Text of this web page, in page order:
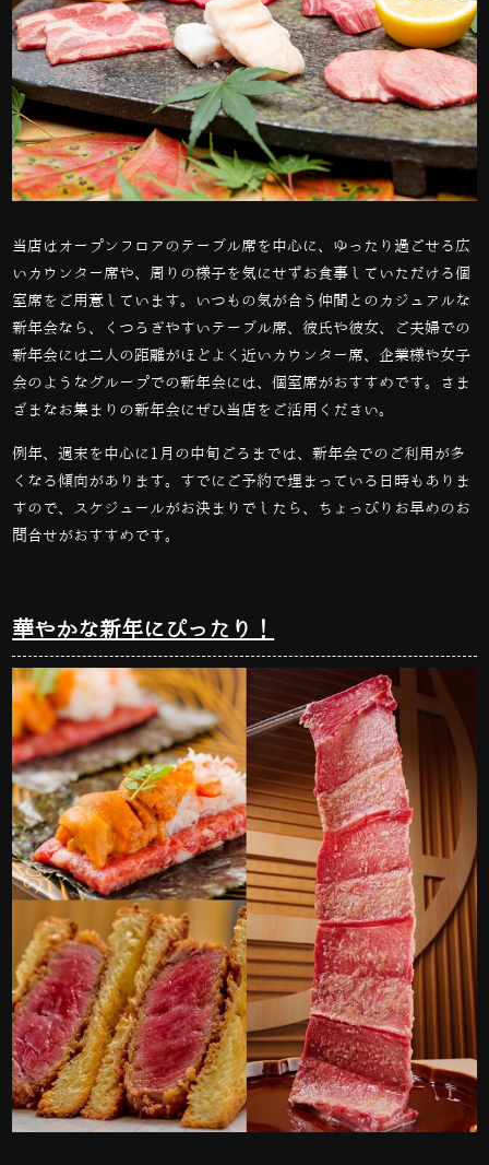
当店はオープンフロアのテーブル席を中心に、ゆったり過ごせる広
いカウンター席や、周りの様子を気にせずお食事していただける個
室席をご用意しています。いつもの気が合う仲間とのカジュアルな
新年会なら、くつろぎやすいテーブル席、彼氏や彼女、ご夫婦での
新年会には二人の距離がほどよく近いカウンター席、企業様や女子
会のようなグループでの新年会には、個室席がおすすめです。さま
ざまなお集まりの新年会にぜひ当店をご活用ください。
例年、週末を中心に1月の中旬ごろまでは、新年会でのご利用が多
くなる傾向があります。すでにご予約で埋まっている日時もありま
すので、スケジュールがお決まりでしたら、ちょっぴりお早めのお
問合せがおすすめです。
華やかな新年にぴったり！